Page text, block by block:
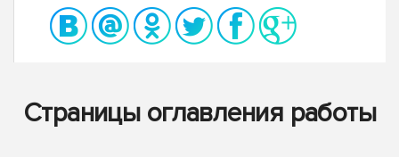
Страницы оглавления работы